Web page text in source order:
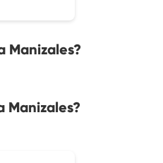
Manizales?
Manizales?